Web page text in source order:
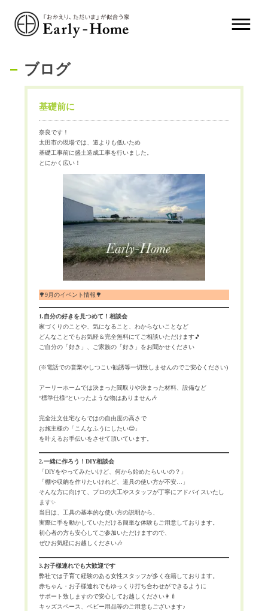
ブログ
基礎前に
奈良です！
太田市の現場では、道よりも低いため
基礎工事前に盛土造成工事を行いました。
とにかく広い！
🌳9月のイベント情報🌳
1.自分の好きを見つめて！相談会
家づくりのことや、気になること、わからないことなど
どんなことでもお気軽＆完全無料にてご相談いただけます🎵
ご自分の「好き」、ご家族の「好き」をお聞かせください
(※電話での営業やしつこい勧誘等一切致しませんのでご安心ください)
アーリーホームでは決まった間取りや決まった材料、設備など
“標準仕様”といったような物はありません🎶
完全注文住宅ならではの自由度の高さで
お施主様の「こんなふうにしたい😊」
を叶えるお手伝いをさせて頂いています。
2.一緒に作ろう！DIY相談会
「DIYをやってみたいけど、何から始めたらいいの？」
「棚や収納を作りたいけれど、道具の使い方が不安…」
そんな方に向けて、プロの大工やスタッフが丁寧にアドバイスいたし
ます✨
当日は、工具の基本的な使い方の説明から、
実際に手を動かしていただける簡単な体験もご用意しております。
初心者の方も安心してご参加いただけますので、
ぜひお気軽にお越しください🎶
3.お子様連れでも大歓迎です
弊社では子育て経験のある女性スタッフが多く在籍しております。
赤ちゃん・お子様連れでもゆっくり打ち合わせができるように
サポート致しますので安心してお越しください👩‍🍼
キッズスペース、ベビー用品等のご用意もございます♪